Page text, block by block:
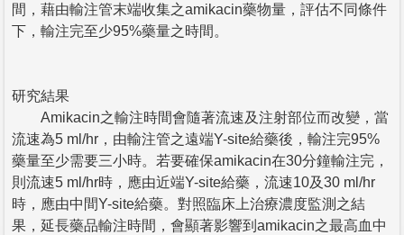
間，藉由輸注管末端收集之amikacin藥物量，評估不同條件
下，輸注完至少95%藥量之時間。
研究結果
Amikacin之輸注時間會隨著流速及注射部位而改變，當
流速為5 ml/hr，由輸注管之遠端Y-site給藥後，輸注完95%
藥量至少需要三小時。若要確保amikacin在30分鐘輸注完，
則流速5 ml/hr時，應由近端Y-site給藥，流速10及30 ml/hr
時，應由中間Y-site給藥。對照臨床上治療濃度監測之結
果，延長藥品輸注時間，會顯著影響到amikacin之最高血中